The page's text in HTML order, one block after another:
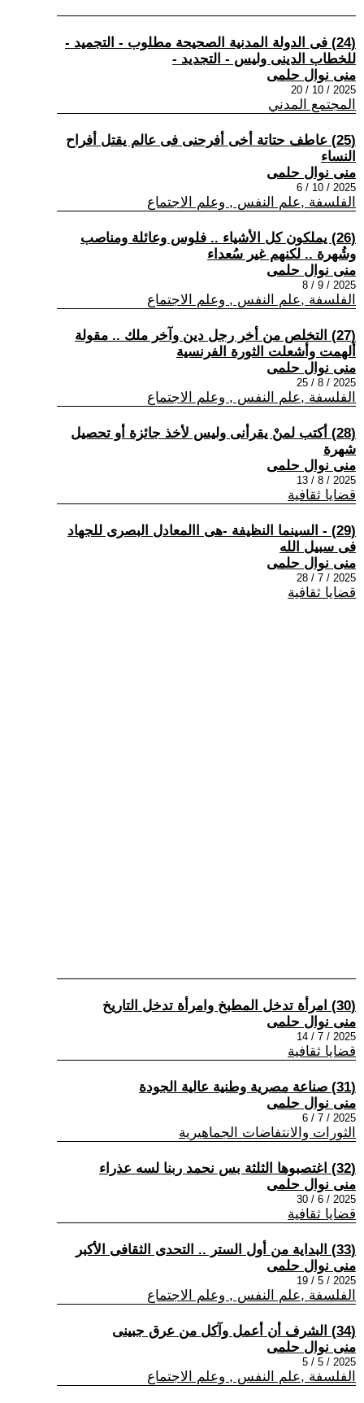
(24) فى الدولة المدنية الصحيحة مطلوب - التجميد -
للخطاب الدينى وليس - التجديد -
منى نوال حلمى
2025 / 10 / 20
المجتمع المدني
(25) عاطف حتاتة أخى أفرحنى فى عالم يقتل أفراح
النساء
منى نوال حلمى
2025 / 10 / 6
الفلسفة ,علم النفس , وعلم الاجتماع
(26) يملكون كل الأشياء .. فلوس وعائلة ومناصب
وشُهرة .. لكنهم غير سُعداء
منى نوال حلمى
2025 / 9 / 8
الفلسفة ,علم النفس , وعلم الاجتماع
(27) التخلص من أخر رجل دين وآخر ملك .. مقولة
ألهمت وأشعلت الثورة الفرنسية
منى نوال حلمى
2025 / 8 / 25
الفلسفة ,علم النفس , وعلم الاجتماع
(28) أكتب لمنْ يقرأنى وليس لأخذ جائزة أو تحصيل
شهرة
منى نوال حلمى
2025 / 8 / 13
قضايا ثقافية
(29) - السينما النظيفة -هى االمعادل البصرى للجهاد
فى سبيل الله
منى نوال حلمى
2025 / 7 / 28
قضايا ثقافية
(30) امرأة تدخل المطبخ وامرأة تدخل التاريخ
منى نوال حلمى
2025 / 7 / 14
قضايا ثقافية
(31) صناعة مصرية وطنية عالية الجودة
منى نوال حلمى
2025 / 7 / 6
الثورات والانتفاضات الجماهيرية
(32) اغتصبوها الثلثة بس نحمد ربنا لسه عذراء
منى نوال حلمى
2025 / 6 / 30
قضايا ثقافية
(33) البداية من أول الستر .. التحدى الثقافى الأكبر
منى نوال حلمى
2025 / 5 / 19
الفلسفة ,علم النفس , وعلم الاجتماع
(34) الشرف أن أعمل وآكل من عرق جبينى
منى نوال حلمى
2025 / 5 / 5
الفلسفة ,علم النفس , وعلم الاجتماع